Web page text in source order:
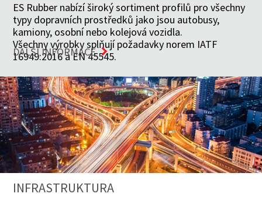
ES Rubber nabízí široký sortiment profilů pro všechny
typy dopravních prostředků jako jsou autobusy,
kamiony, osobní nebo kolejová vozidla.
Všechny výrobky splňují požadavky norem IATF
16949:2016 a EN 45545.
DALŠÍ INFORMACE
INFRASTRUKTURA